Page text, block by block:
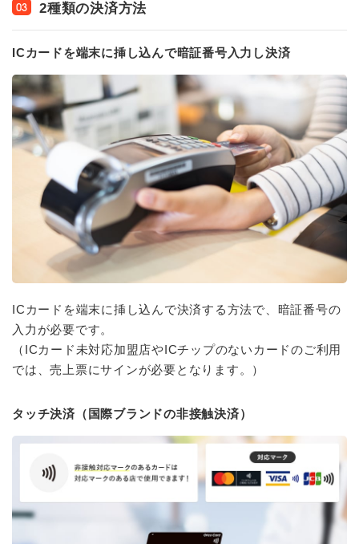
03 2種類の決済方法
ICカードを端末に挿し込んで暗証番号入力し決済
ICカードを端末に挿し込んで決済する方法で、暗証番号の
入力が必要です。
（ICカード未対応加盟店やICチップのないカードのご利用
では、売上票にサインが必要となります。）
タッチ決済（国際ブランドの非接触決済）